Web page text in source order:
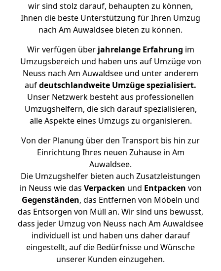
wir sind stolz darauf, behaupten zu können,
Ihnen die beste Unterstützung für Ihren Umzug
nach Am Auwaldsee bieten zu können.
Wir verfügen überjahrelange Erfahrung im
Umzugsbereich und haben uns auf Umzüge von
Neuss nach Am Auwaldsee und unter anderem
aufdeutschlandweite Umzüge spezialisiert.
Unser Netzwerk besteht aus professionellen
Umzugshelfern, die sich darauf spezialisieren,
alle Aspekte eines Umzugs zu organisieren.
Von der Planung über den Transport bis hin zur
Einrichtung Ihres neuen Zuhause in Am
Auwaldsee.
Die Umzugshelfer bieten auch Zusatzleistungen
in Neuss wie das Verpacken und Entpacken von
Gegenständen, das Entfernen von Möbeln und
das Entsorgen von Müll an. Wir sind uns bewusst,
dass jeder Umzug von Neuss nach Am Auwaldsee
individuell ist und haben uns daher darauf
eingestellt, auf die Bedürfnisse und Wünsche
unserer Kunden einzugehen.